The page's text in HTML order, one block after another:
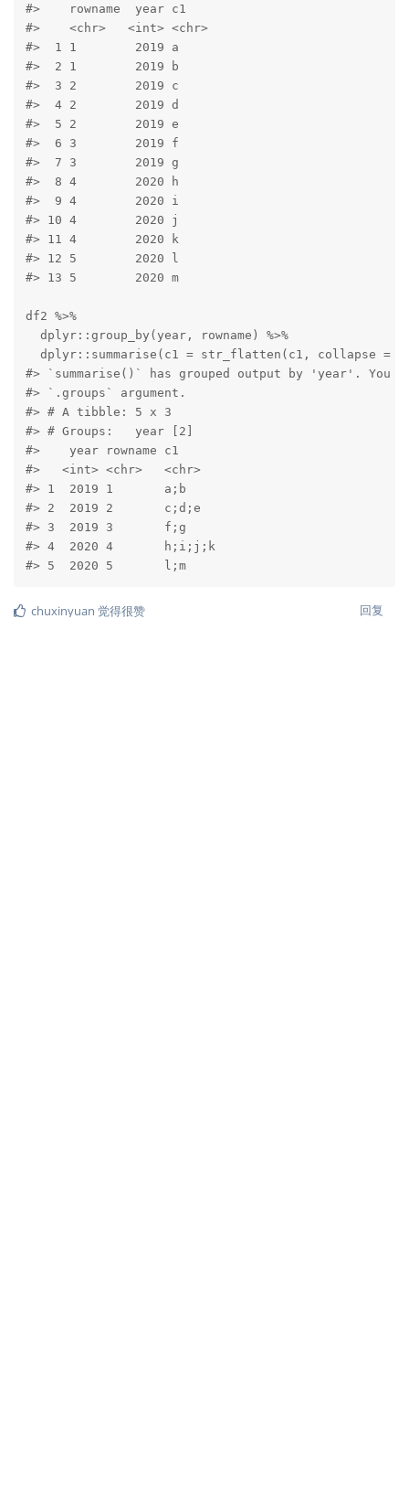
#>    rowname  year c1
#>    <chr>   <int> <chr>
#>  1 1        2019 a
#>  2 1        2019 b
#>  3 2        2019 c
#>  4 2        2019 d
#>  5 2        2019 e
#>  6 3        2019 f
#>  7 3        2019 g
#>  8 4        2020 h
#>  9 4        2020 i
#> 10 4        2020 j
#> 11 4        2020 k
#> 12 5        2020 l
#> 13 5        2020 m
df2 %>%
  dplyr::group_by(year, rowname) %>%
dplyr::summarise(c1 = str_flatten(c1, collapse =
#> `summarise()` has grouped output by 'year'. You
#> `.groups` argument.
#> # A tibble: 5 x 3
#> # Groups:   year [2]
#>    year rowname c1
#>   <int> <chr>   <chr>
#> 1  2019 1       a;b
#> 2  2019 2       c;d;e
#> 3  2019 3       f;g
#> 4  2020 4       h;i;j;k
#> 5  2020 5       l;m
回复
chuxinyuan 觉得很赞